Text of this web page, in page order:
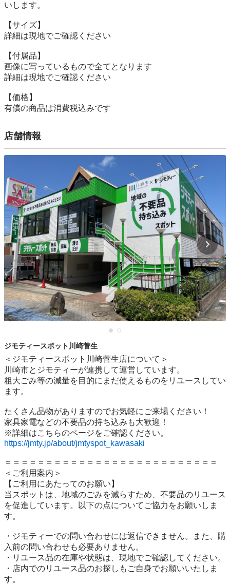
いします。
【サイズ】
詳細は現地でご確認ください
【付属品】
画像に写っているもので全てとなります
詳細は現地でご確認ください
【価格】
有償の商品は消費税込みです
店舗情報
ジモティースポット川崎菅生
＜ジモティースポット川崎菅生店について＞
川崎市とジモティーが連携して運営しています。
粗⼤ごみ等の減量を⽬的にまだ使えるものをリユースしてい
ます。
たくさん品物がありますのでお気軽にご来場ください！
家具家電などの不要品の持ち込みも大歓迎！
https://jmty.jp/about/jmtyspot_kawasaki
＝＝＝＝＝＝＝＝＝＝＝＝＝＝＝＝＝＝＝＝＝＝＝＝＝＝
＜ご利用案内＞
【ご利用にあたってのお願い】
当スポットは、地域のごみを減らすため、不要品のリユース
を促進しています。以下の点についてご協力をお願いしま
す。
・ジモティーでの問い合わせには返信できません。また、購
入前の問い合わせも必要ありません。
・リユース品の在庫や状態は、現地でご確認してください。
・店内でのリユース品のお探しもご自身でお願いいたしま
す。